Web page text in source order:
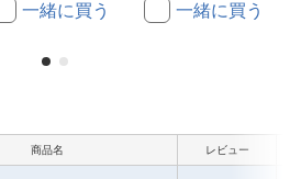
一緒に買う 一緒に買う
商品名 レビュー